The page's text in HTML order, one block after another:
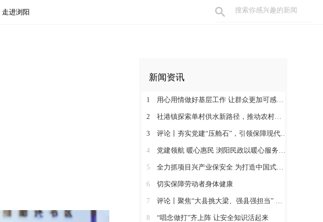
走进浏阳
新闻资讯
1 用心用情做好基层工作 让群众更加可感可及
2 社港镇探索单村供水新路径，推动农村安全饮水提质升级
3 评论丨夯实党建“压舱石”，引领保障现代化建设新征程
4 党建领航 暖心惠民 浏阳民政以暖心服务书写惠民答卷
5 全力抓项目兴产业保安全 为打造中国式现代化县域示范作出更大贡献
6 切实保障劳动者身体健康
7 评论丨聚焦“大县挑大梁、强县强担当” 保持定力真抓实干奋发作为
8 “唱念做打”齐上阵 让安全知识活起来